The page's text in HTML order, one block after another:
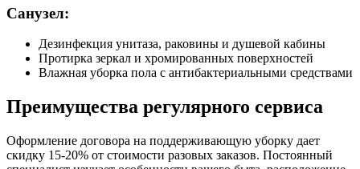
Санузел:
Дезинфекция унитаза, раковины и душевой кабины
Протирка зеркал и хромированных поверхностей
Влажная уборка пола с антибактериальными средствами
Преимущества регулярного сервиса
Оформление договора на поддерживающую уборку дает
скидку 15-20% от стоимости разовых заказов. Постоянный